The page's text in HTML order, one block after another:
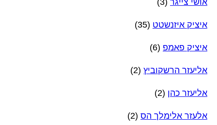
אושי צייגר (3)
איציק איזנשטט (35)
איציק פאמפ (6)
אליעזר הרשקוביץ (2)
אליעזר כהן (2)
אלעזר אלימלך הס (2)